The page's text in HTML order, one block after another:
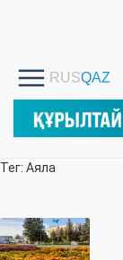
Тег: Аяла